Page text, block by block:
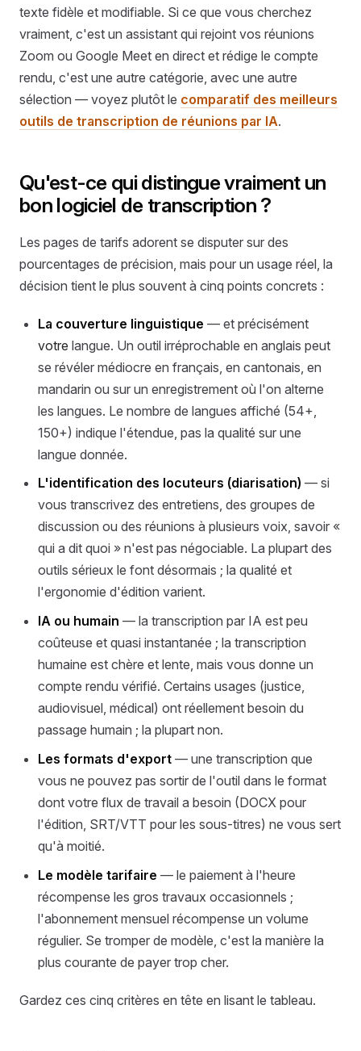
texte fidèle et modifiable. Si ce que vous cherchez
vraiment, c'est un assistant qui rejoint vos réunions
Zoom ou Google Meet en direct et rédige le compte
rendu, c'est une autre catégorie, avec une autre
sélection — voyez plutôt le comparatif des meilleurs
outils de transcription de réunions par IA.
Qu'est-ce qui distingue vraiment un
bon logiciel de transcription ?
Les pages de tarifs adorent se disputer sur des
pourcentages de précision, mais pour un usage réel, la
décision tient le plus souvent à cinq points concrets :
La couverture linguistique — et précisément
votre langue. Un outil irréprochable en anglais peut
se révéler médiocre en français, en cantonais, en
mandarin ou sur un enregistrement où l'on alterne
les langues. Le nombre de langues affiché (54+,
150+) indique l'étendue, pas la qualité sur une
langue donnée.
L'identification des locuteurs (diarisation) — si
vous transcrivez des entretiens, des groupes de
discussion ou des réunions à plusieurs voix, savoir «
qui a dit quoi » n'est pas négociable. La plupart des
outils sérieux le font désormais ; la qualité et
l'ergonomie d'édition varient.
IA ou humain — la transcription par IA est peu
coûteuse et quasi instantanée ; la transcription
humaine est chère et lente, mais vous donne un
compte rendu vérifié. Certains usages (justice,
audiovisuel, médical) ont réellement besoin du
passage humain ; la plupart non.
Les formats d'export — une transcription que
vous ne pouvez pas sortir de l'outil dans le format
dont votre flux de travail a besoin (DOCX pour
l'édition, SRT/VTT pour les sous-titres) ne vous sert
qu'à moitié.
Le modèle tarifaire — le paiement à l'heure
récompense les gros travaux occasionnels ;
l'abonnement mensuel récompense un volume
régulier. Se tromper de modèle, c'est la manière la
plus courante de payer trop cher.
Gardez ces cinq critères en tête en lisant le tableau.